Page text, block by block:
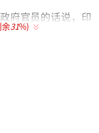
府官员的话说，印
正全力组织营救，
31%)